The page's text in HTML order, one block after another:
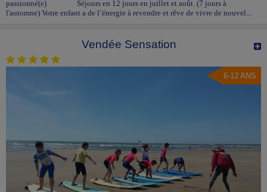
passionné(e) Séjours en 12 jours en juillet et août. (7 jours à
l'automne) Votre enfant a de l’énergie à revendre et rêve de vivre de nouvel...
Vendée Sensation
6-12 ANS